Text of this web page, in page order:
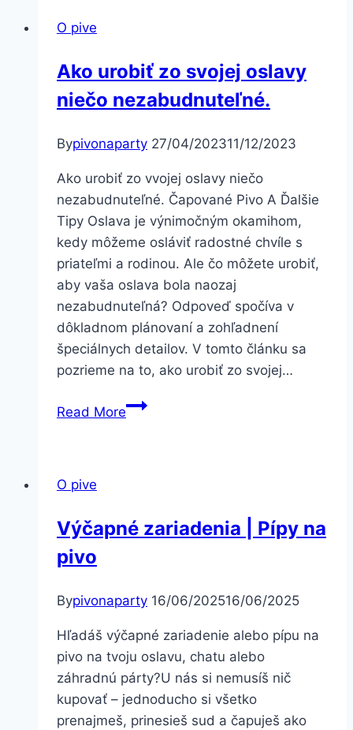
O pive
Ako urobiť zo svojej oslavy
niečo nezabudnuteľné.
Bypivonaparty 27/04/202311/12/2023
Ako urobiť zo vvojej oslavy niečo
nezabudnuteľné. Čapované Pivo A Ďalšie
Tipy Oslava je výnimočným okamihom,
kedy môžeme osláviť radostné chvíle s
priateľmi a rodinou. Ale čo môžete urobiť,
aby vaša oslava bola naozaj
nezabudnuteľná? Odpoveď spočíva v
dôkladnom plánovaní a zohľadnení
špeciálnych detailov. V tomto článku sa
pozrieme na to, ako urobiť zo svojej…
Read MoreAko
nezabudnuteľné.
O pive
Výčapné zariadenia | Pípy na
pivo
Bypivonaparty 16/06/202516/06/2025
Hľadáš výčapné zariadenie alebo pípu na
pivo na tvoju oslavu, chatu alebo
záhradnú párty?U nás si nemusíš nič
kupovať – jednoducho si všetko
prenajmeš, prinesieš sud a čapuješ ako